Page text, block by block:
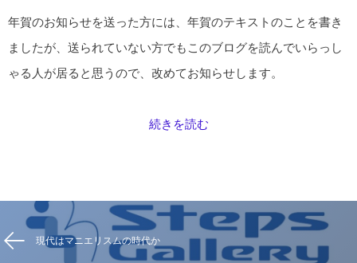
年賀のお知らせを送った方には、年賀のテキストのことを書き
ましたが、送られていない方でもこのブログを読んでいらっし
ゃる人が居ると思うので、改めてお知らせします。
続きを読む
現代はマニエリスムの時代か